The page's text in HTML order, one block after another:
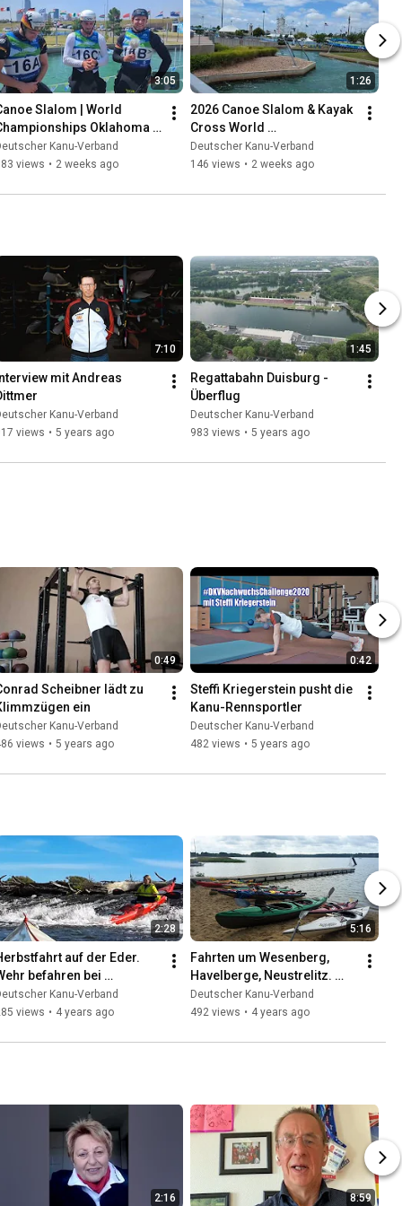
3:05
Slalom | World
Oklahoma
| C1 Team Bronze
Kanu-Verband
views • 2 weeks ago
1:26
2026 Canoe Slalom & Kayak
Cross World
Championships Venue |
Oklahoma City (USA)
Deutscher Kanu-Verband
146 views • 2 weeks ago
7:10
Interview mit Andreas
Kanu-Verband
views • 5 years ago
1:45
Regattabahn Duisburg -
Überflug
Deutscher Kanu-Verband
983 views • 5 years ago
0:49
Scheibner lädt zu
ein
Kanu-Verband
views • 5 years ago
0:42
Steffi Kriegerstein pusht die
Kanu-Rennsportler
Deutscher Kanu-Verband
482 views • 5 years ago
2:28
auf der Eder.
befahren bei
Fritzlar bis
Edermünde.
Kanu-Verband
views • 4 years ago
5:16
Fahrten um Wesenberg,
Havelberge, Neustrelitz.
Woblitz-, Zierker-, Labus-,
Plätlin-, Useriner See
Deutscher Kanu-Verband
492 views • 4 years ago
2:16 8:59